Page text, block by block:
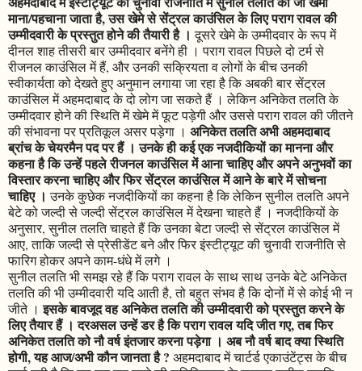
माना/पहचाना जाता है, उस खेमे से सेंट्रल काउंसिल के लिए पराग रावल की
उम्मीदवारी के प्रस्तुत होने की तैयारी है । दूसरे खेमे के उम्मीदवार के रूप में
दीनल शाह तीसरी बार उम्मीदवार बनेंगे ही । पराग रावल पिछले दो टर्म से
रीजनल काउंसिल में हैं, और उनकी सक्रियता व लोगों के बीच उनकी
स्वीकार्यता को देखते हुए अनुमान लगाया जा रहा है कि अबकी बार सेंट्रल
काउंसिल में अहमदाबाद के दो लोग जा सकते हैं । लेकिन अनिकेत तलति के
उम्मीदवार होने की स्थिति में खेमे में फूट पड़ेगी और उससे पराग रावल की जीतने
की संभावना पर प्रतिकूल असर पड़ेगा । अनिकेत तलति अभी अहमदाबाद
ब्रांच के चेयरमैन पद पर हैं । उनके ही कई एक नजदीकियों का मानना और
कहना है कि उन्हें पहले रीजनल काउंसिल में आना चाहिए और अपने अनुभवों का
विस्तार करना चाहिए और फिर सेंट्रल काउंसिल में आने के बारे में सोचना
चाहिए । उनके कुछेक नजदीकियों का कहना है कि लेकिन सुनील तलति अपने
बेटे को जल्दी से जल्दी सेंट्रल काउंसिल में देखना चाहते हैं । नजदीकियों के
अनुसार, सुनील तलति चाहते हैं कि उनका बेटा जल्दी से सेंट्रल काउंसिल में
आए, ताकि जल्दी से प्रेसीडेंट बने और फिर इंस्टीट्यूट की चुनावी राजनीति से
फारिग होकर अपने काम-धंधे में लगे ।
सुनील तलति भी समझ रहे हैं कि पराग रावल के साथ साथ उनके बेटे अनिकेत
तलति की भी उम्मीदवारी यदि आती है, तो बहुत संभव है कि दोनों में से कोई भी न
जीते ।इसके बावजूद वह अनिकेत तलति की उम्मीदवारी को प्रस्तुत करने के
लिए तैयार हैं । दरअसल उन्हें डर है कि पराग रावल यदि जीत गए, तब फिर
अनिकेत तलति को नौ वर्ष इंतजार करना पड़ेगा । अब नौ वर्ष बाद क्या स्थिति
होगी, यह आज/अभी कौन जानता है ? अहमदाबाद में चार्टर्ड एकाउंटेंट्स के बीच